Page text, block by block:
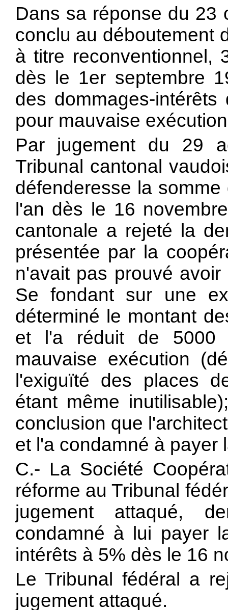
Dans sa réponse du 23
conclu au déboutement
à titre reconventionnel,
dès le 1er septembre
des dommages-
pour mauvaise
Par jugement du 29
Tribunal cantonal
défenderesse la
l'an dès le 16
cantonale a rejeté la
présentée par la
n'avait pas prouvé
Se fondant sur une
déterminé le montant
et l'a réduit de 5000
mauvaise exécution
l'exiguïté des places
étant même
conclusion que
et l'a condamné à payer
C.- La Société
réforme au Tribunal
jugement attaqué,
condamné à lui payer
intérêts à 5% dès le 16
Le Tribunal fédéral a
jugement attaqué.